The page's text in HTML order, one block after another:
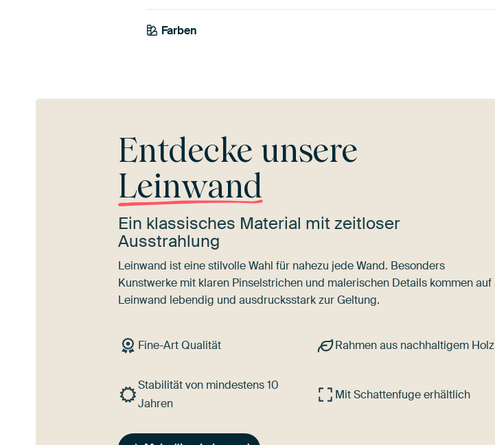
Farben
Weiß
Entdecke unsere
Leinwand
Ein klassisches Material mit zeitloser
Ausstrahlung
Leinwand ist eine stilvolle Wahl für nahezu jede Wand. Besonders
Kunstwerke mit klaren Pinselstrichen und malerischen Details kommen auf
Leinwand lebendig und ausdrucksstark zur Geltung.
Fine-Art Qualität Rahmen aus nachhaltigem Holz
Stabilität von mindestens 10
Jahren
Mit Schattenfuge erhältlich